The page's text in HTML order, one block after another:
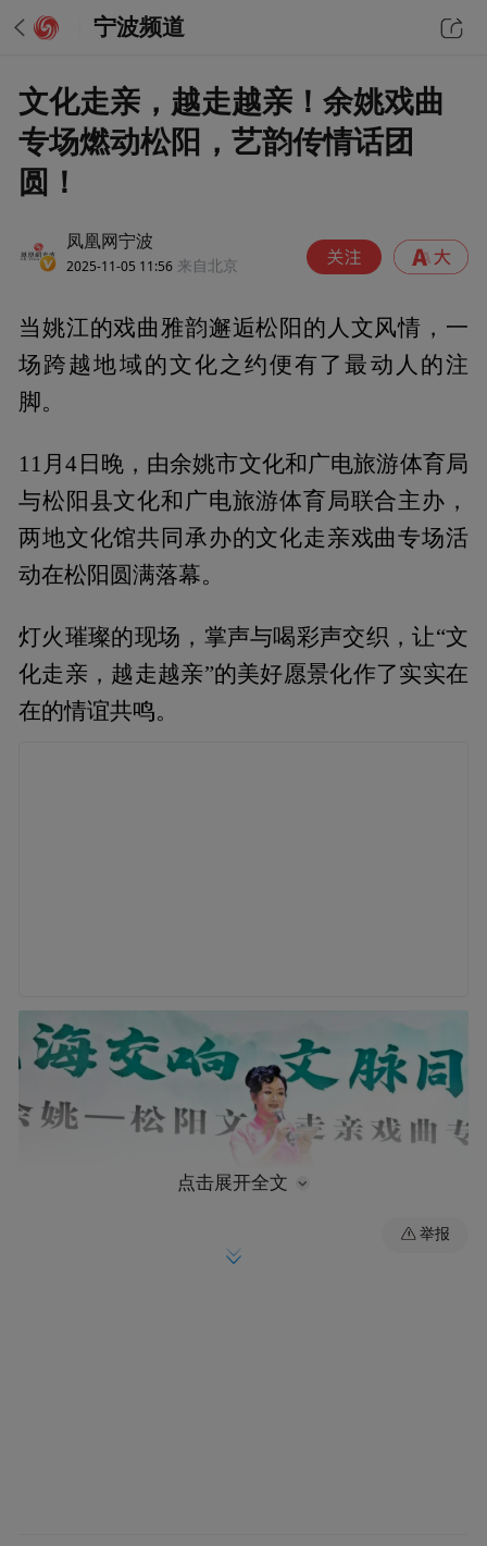
宁波频道
文化走亲，越走越亲！余姚戏曲
专场燃动松阳，艺韵传情话团
圆！
凤凰网宁波
2025-11-05 11:56 来自北京
当姚江的戏曲雅韵邂逅松阳的人文风情，一
场跨越地域的文化之约便有了最动人的注
脚。
11月4日晚，由余姚市文化和广电旅游体育局
与松阳县文化和广电旅游体育局联合主办，
两地文化馆共同承办的文化走亲戏曲专场活
动在松阳圆满落幕。
灯火璀璨的现场，掌声与喝彩声交织，让“文
化走亲，越走越亲”的美好愿景化作了实实在
在的情谊共鸣。
点击展开全文
举报